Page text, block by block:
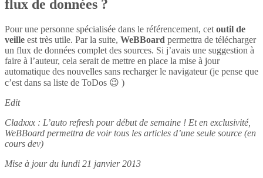
flux de données ?
Pour une personne spécialisée dans le référencement, cet outil de
veille est très utile. Par la suite, WeBBoard permettra de télécharger
un flux de données complet des sources. Si j’avais une suggestion à
faire à l’auteur, cela serait de mettre en place la mise à jour
automatique des nouvelles sans recharger le navigateur (je pense que
c’est dans sa liste de ToDos 😉 )
Edit
Cladxxx : L’auto refresh pour début de semaine ! Et en exclusivité,
WeBBoard permettra de voir tous les articles d’une seule source (en
cours dev)
Mise à jour du lundi 21 janvier 2013